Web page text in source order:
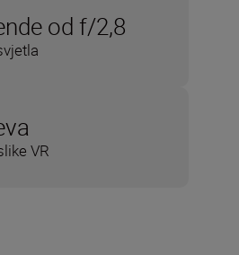
od f/2,8
VR